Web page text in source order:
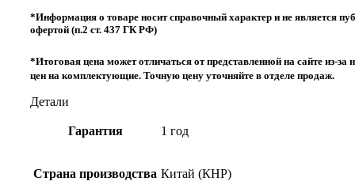
*Информация о товаре носит справочный характер и не является
офертой (п.2 ст. 437 ГК РФ)
*Итоговая цена может отличаться от представленной на сайте из-за
цен на комплектующие. Точную цену уточняйте в отделе продаж.
Детали
Гарантия 1 год
Страна производства Китай (КНР)